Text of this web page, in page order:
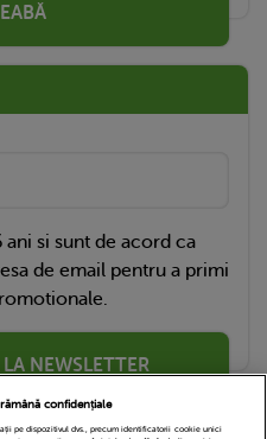
si sunt de acord ca
de email pentru a primi
NEWSLETTER
confidențiale
pe dispozitivul dvs., precum identificatorii cookie unici